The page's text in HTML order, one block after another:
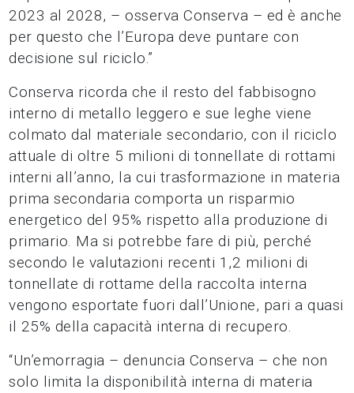
2023 al 2028, – osserva Conserva – ed è anche
per questo che l’Europa deve puntare con
decisione sul riciclo.”
Conserva ricorda che il resto del fabbisogno
interno di metallo leggero e sue leghe viene
colmato dal materiale secondario, con il riciclo
attuale di oltre 5 milioni di tonnellate di rottami
interni all’anno, la cui trasformazione in materia
prima secondaria comporta un risparmio
energetico del 95% rispetto alla produzione di
primario. Ma si potrebbe fare di più, perché
secondo le valutazioni recenti 1,2 milioni di
tonnellate di rottame della raccolta interna
vengono esportate fuori dall’Unione, pari a quasi
il 25% della capacità interna di recupero.
“Un’emorragia – denuncia Conserva – che non
solo limita la disponibilità interna di materia